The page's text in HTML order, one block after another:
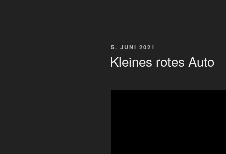
VERÖFFENTLICHT
5. JUNI 2021
Kleines rotes Auto